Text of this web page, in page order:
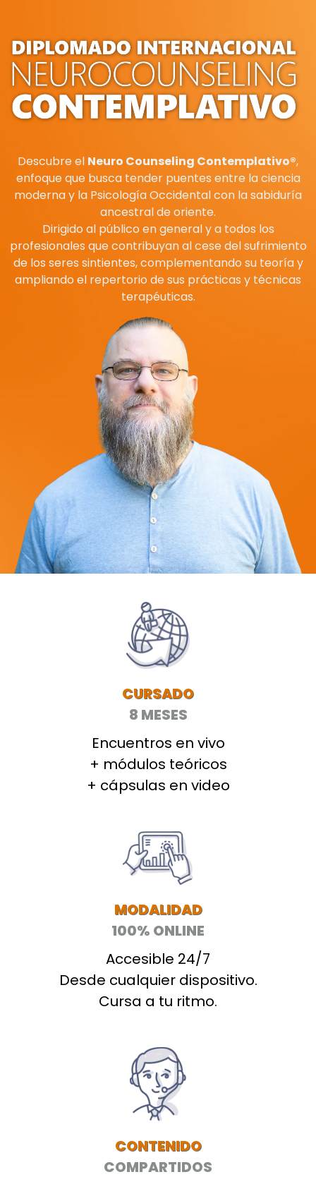
Descubre el Neuro Counseling Contemplativo®,
enfoque que busca tender puentes entre la ciencia
moderna y la Psicología Occidental con la sabiduría
ancestral de oriente.
Dirigido al público en general y a todos los
profesionales que contribuyan al cese del sufrimiento
de los seres sintientes, complementando su teoría y
ampliando el repertorio de sus prácticas y técnicas
terapéuticas.
CURSADO
8 MESES
Encuentros en vivo
+ módulos teóricos
+ cápsulas en video
MODALIDAD
100% ONLINE
Accesible 24/7
Desde cualquier dispositivo.
Cursa a tu ritmo.
CONTENIDO
COMPARTIDOS